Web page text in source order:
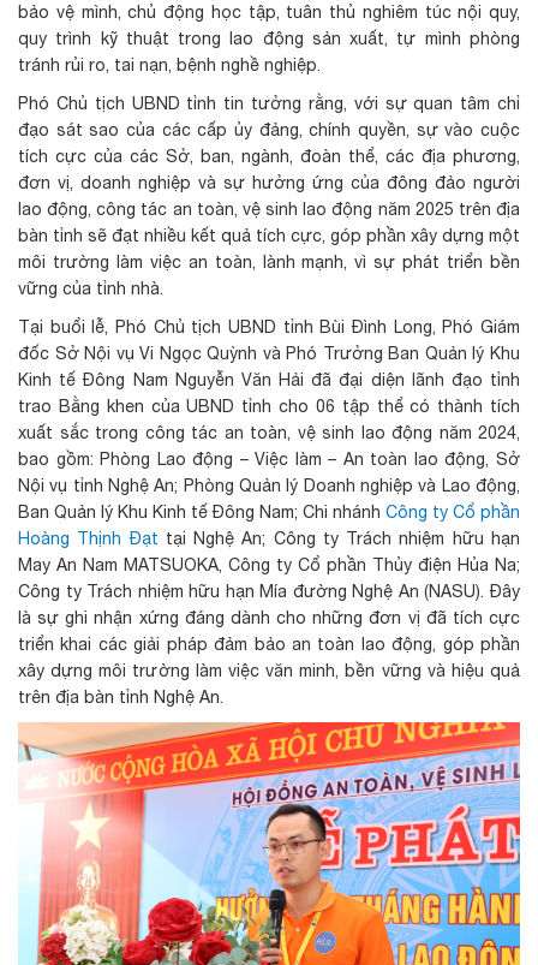
bảo vệ mình, chủ động học tập, tuân thủ nghiêm túc nội quy,
quy trình kỹ thuật trong lao động sản xuất, tự mình phòng
tránh rủi ro, tai nạn, bệnh nghề nghiệp.
Phó Chủ tịch UBND tỉnh tin tưởng rằng, với sự quan tâm chỉ
đạo sát sao của các cấp ủy đảng, chính quyền, sự vào cuộc
tích cực của các Sở, ban, ngành, đoàn thể, các địa phương,
đơn vị, doanh nghiệp và sự hưởng ứng của đông đảo người
lao động, công tác an toàn, vệ sinh lao động năm 2025 trên địa
bàn tỉnh sẽ đạt nhiều kết quả tích cực, góp phần xây dựng một
môi trường làm việc an toàn, lành mạnh, vì sự phát triển bền
vững của tỉnh nhà.
Tại buổi lễ, Phó Chủ tịch UBND tỉnh Bùi Đình Long, Phó Giám
đốc Sở Nội vụ Vi Ngọc Quỳnh và Phó Trưởng Ban Quản lý Khu
Kinh tế Đông Nam Nguyễn Văn Hải đã đại diện lãnh đạo tỉnh
trao Bằng khen của UBND tỉnh cho 06 tập thể có thành tích
xuất sắc trong công tác an toàn, vệ sinh lao động năm 2024,
bao gồm: Phòng Lao động – Việc làm – An toàn lao động, Sở
Nội vụ tỉnh Nghệ An; Phòng Quản lý Doanh nghiệp và Lao động,
Ban Quản lý Khu Kinh tế Đông Nam; Chi nhánh Công ty Cổ phần
Hoàng Thịnh Đạt tại Nghệ An; Công ty Trách nhiệm hữu hạn
May An Nam MATSUOKA, Công ty Cổ phần Thủy điện Hủa Na;
Công ty Trách nhiệm hữu hạn Mía đường Nghệ An (NASU). Đây
là sự ghi nhận xứng đáng dành cho những đơn vị đã tích cực
triển khai các giải pháp đảm bảo an toàn lao động, góp phần
xây dựng môi trường làm việc văn minh, bền vững và hiệu quả
trên địa bàn tỉnh Nghệ An.